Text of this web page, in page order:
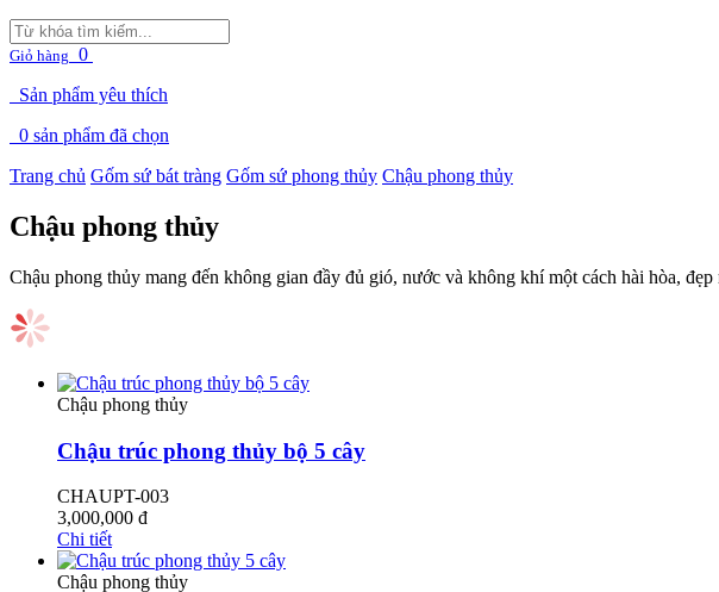
Giỏ hàng 0
Sản phẩm yêu thích
0 sản phẩm đã chọn
Trang chủ Gốm sứ bát tràng Gốm sứ phong thủy Chậu phong thủy
Chậu phong thủy
Chậu phong thủy mang đến không gian đầy đủ gió, nước và không khí một cách hài hòa,
Chậu phong thủy
Chậu trúc phong thủy bộ 5 cây
CHAUPT-003
3,000,000 đ
Chi tiết
Chậu phong thủy